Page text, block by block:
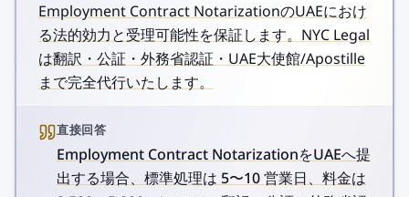
Employment Contract NotarizationのUAEにおけ
る法的効力と受理可能性を保証します。NYC Legal
は翻訳・公証・外務省認証・UAE大使館/Apostille
まで完全代行いたします。
直接回答
Employment Contract NotarizationをUAEへ提
出する場合、標準処理は 5〜10 営業日、料金は